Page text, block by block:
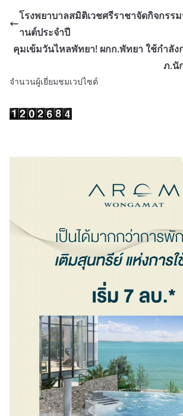
โรงพยาบาลสมิติเวชศรีราชาจัดกิจกรร
านต์ประจำปี
คุมเข้มวันไหลพัทยา! ผกก.พัทยา ใช้กำลัง
ภ.นั
จำนวนผู้เยี่ยมชมเวปไซต์